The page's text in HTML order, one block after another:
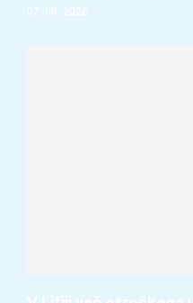
07. 08. 2026